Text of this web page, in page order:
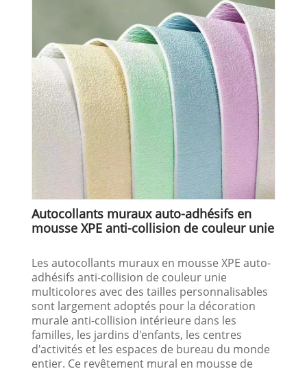
Autocollants muraux auto-adhésifs en
mousse XPE anti-collision de couleur unie
Les autocollants muraux en mousse XPE auto-
adhésifs anti-collision de couleur unie
multicolores avec des tailles personnalisables
sont largement adoptés pour la décoration
murale anti-collision intérieure dans les
familles, les jardins d'enfants, les centres
d'activités et les espaces de bureau du monde
entier. Ce revêtement mural en mousse de